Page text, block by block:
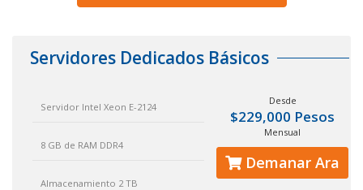
Servidores Dedicados Básicos
Servidor Intel Xeon E-2124
8 GB de RAM DDR4
Almacenamiento 2 TB
Desde
$229,000 Pesos
Mensual
Demanar Ara